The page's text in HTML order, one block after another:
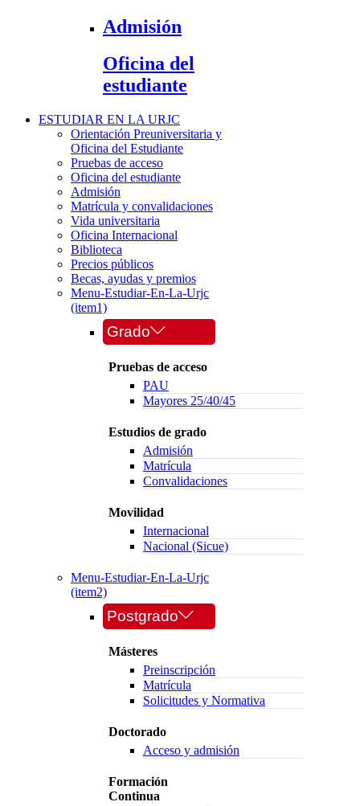
Admisión
Oficina del
estudiante
ESTUDIAR EN LA URJC
Orientación Preuniversitaria y
Oficina del Estudiante
Pruebas de acceso
Oficina del estudiante
Admisión
Matrícula y convalidaciones
Vida universitaria
Oficina Internacional
Biblioteca
Precios públicos
Becas, ayudas y premios
Menu-Estudiar-En-La-Urjc
(item1)
Grado
Pruebas de acceso
PAU
Mayores 25/40/45
Estudios de grado
Admisión
Matrícula
Convalidaciones
Movilidad
Internacional
Nacional (Sicue)
Menu-Estudiar-En-La-Urjc
(item2)
Postgrado
Másteres
Preinscripción
Matrícula
Solicitudes y Normativa
Doctorado
Acceso y admisión
Formación
Continua